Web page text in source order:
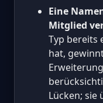
Eine
Mitglied
Typ bereits
hat,
Lücken; sie